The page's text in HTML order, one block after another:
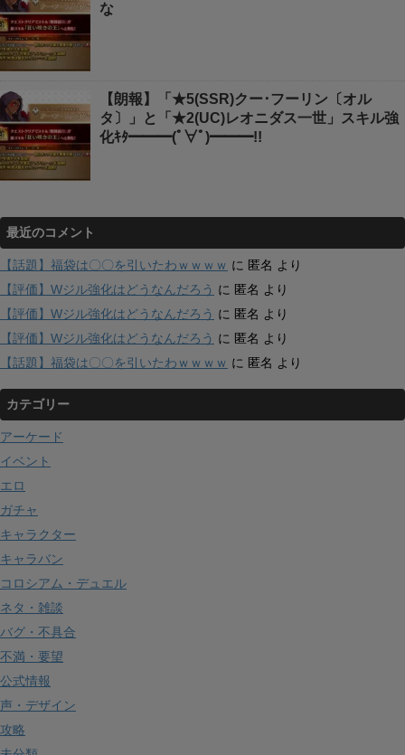
な
【朗報】「★5(SSR)クー･フーリン〔オル
タ〕」と「★2(UC)レオニダス一世」スキル強
化ｷﾀ━━━(ﾟ∀ﾟ)━━━!!
最近のコメント
【話題】福袋は〇〇を引いたわｗｗｗｗ に 匿名 より
【評価】Wジル強化はどうなんだろう に 匿名 より
【評価】Wジル強化はどうなんだろう に 匿名 より
【評価】Wジル強化はどうなんだろう に 匿名 より
【話題】福袋は〇〇を引いたわｗｗｗｗ に 匿名 より
カテゴリー
アーケード
イベント
エロ
ガチャ
キャラクター
キャラバン
コロシアム・デュエル
ネタ・雑談
バグ・不具合
不満・要望
公式情報
声・デザイン
攻略